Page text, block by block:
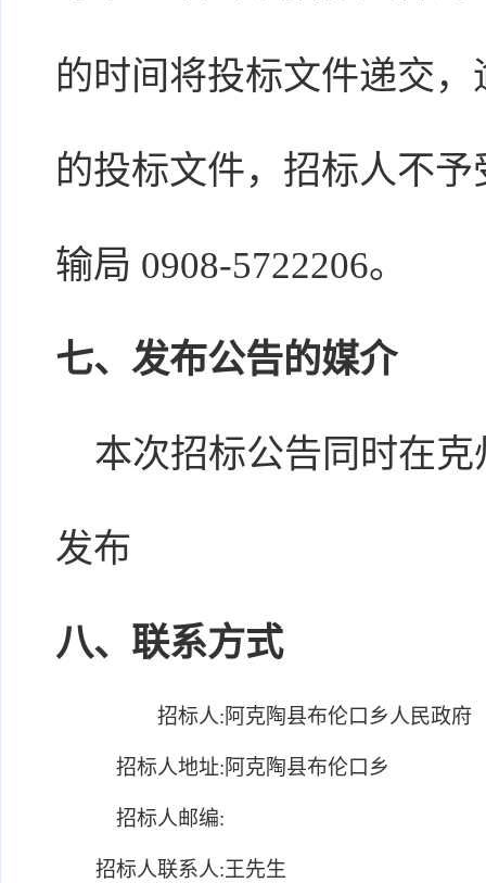
的时间将投标文件递交
的投标文件，招标人不
输局 0908-5722206。
七、发布公告的媒介
本次招标公告同时在克
发布
八、联系方式
招标人:阿克陶县布伦口乡人民政府
招标人地址:阿克陶县布伦口乡
招标人邮编:
招标人联系人:王先生